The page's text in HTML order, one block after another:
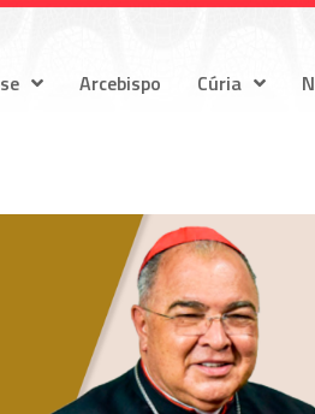
Arcebispo Cúria